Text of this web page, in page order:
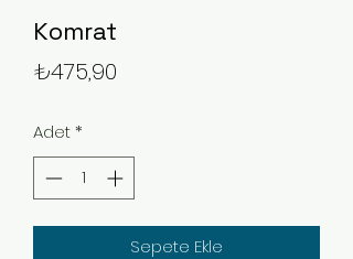
Komrat
₺475,90
Adet*
Sepete Ekle